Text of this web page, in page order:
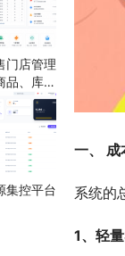
一、 成
系统的
1、轻
门店管理
品、库
店运营如
集控平台